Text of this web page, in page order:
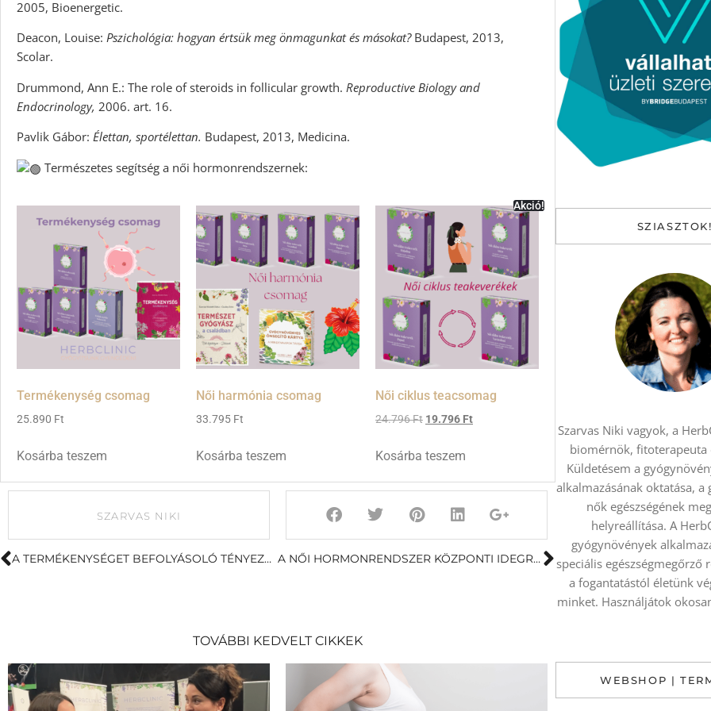
2005, Bioenergetic.
Deacon, Louise: Pszichológia: hogyan értsük meg önmagunkat és másokat?Budapest, 2013,
Scolar.
Drummond, Ann E.: The role of steroids in follicular growth. Reproductive Biology and
Endocrinology, 2006. art. 16.
Pavlik Gábor: Élettan, sportélettan. Budapest, 2013, Medicina.
Természetes segítség a női hormonrendszernek:
Termékenység csomag
25.890 Ft
Kosárba teszem
Női harmónia csomag
33.795 Ft
Kosárba teszem
Akció!
Női ciklus teacsomag
24.796Ft 19.796 Ft
Kosárba teszem
SZARVAS NIKI
A TERMÉKENYSÉGET BEFOLYÁSOLÓ TÉNYEZŐK A NŐI HORMONRENDSZER KÖZPONTI IDEGRENDSZERI IRÁNYÍTÁSA
TOVÁBBI KEDVELT CIKKEK
Szarvas Niki vagyok, a
biomérnök, fitoterapeuta
Küldetésem a
alkalmazásának oktatása, a
nők egészségének
helyreállítása. A
gyógynövények
speciális egészségmegőrző
a fogantatástól életünk
minket. Használjátok
WEBSHOP |